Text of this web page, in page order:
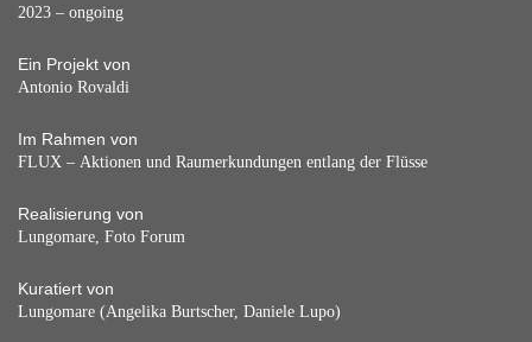
2023 – ongoing
Ein Projekt von
Antonio Rovaldi
Im Rahmen von
FLUX – Aktionen und Raumerkundungen entlang der Flüsse
Realisierung von
Lungomare, Foto Forum
Kuratiert von
Lungomare (Angelika Burtscher, Daniele Lupo)